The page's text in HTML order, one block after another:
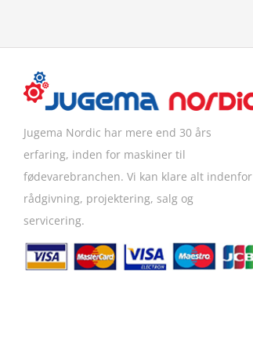
be
Jugema Nordic har mere end 30 års
erfaring, inden for maskiner til
fødevarebranchen. Vi kan klare alt indenfor
rådgivning, projektering, salg og
servicering.